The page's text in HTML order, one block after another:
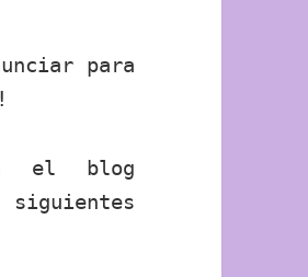
para
el blog